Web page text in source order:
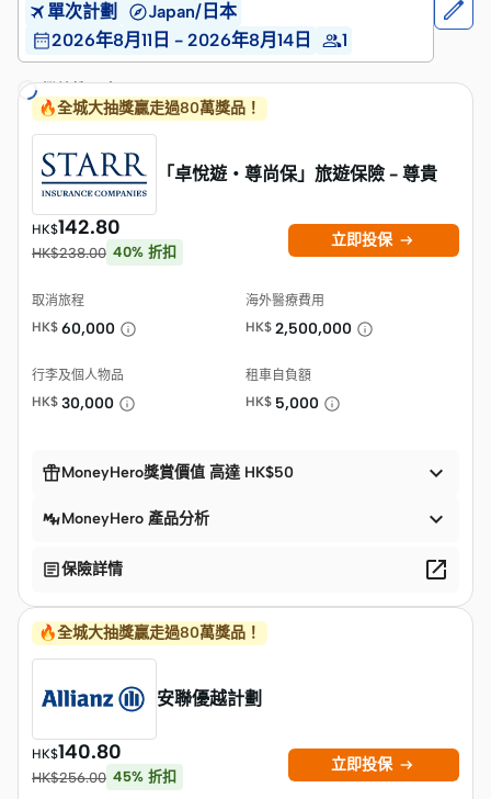
單次計劃
Japan/日本
2026年8月11日 - 2026年8月14日
1
繼續搜尋中…
🔥全城大抽獎贏走過80萬獎品！
「卓悅遊・尊尚保」旅遊保險 - 尊貴
HK$142.80
HK$238.00 40% 折扣
立即投保 
取消旅程
HK$ 60,000
海外醫療費用
HK$ 2,500,000
行李及個人物品
HK$ 30,000
租車自負額
HK$ 5,000
MoneyHero獎賞價值 高達 HK$50 
MoneyHero 產品分析 
保險詳情 
🔥全城大抽獎贏走過80萬獎品！
安聯優越計劃
HK$140.80
HK$256.00 45% 折扣
立即投保 